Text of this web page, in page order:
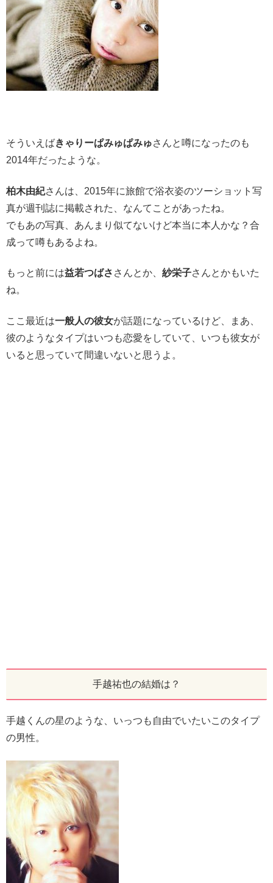
そういえばきゃりーぱみゅぱみゅさんと噂になったのも
2014年だったような。
柏木由紀さんは、2015年に旅館で浴衣姿のツーショット写
真が週刊誌に掲載された、なんてことがあったね。
でもあの写真、あんまり似てないけど本当に本人かな？合
成って噂もあるよね。
もっと前には益若つばさ さんとか、 紗栄子さんとかもいた
ね。
ここ最近は一般人の彼女が話題になっているけど、まあ、
彼のようなタイプはいつも恋愛をしていて、いつも彼女が
いると思っていて間違いないと思うよ。
手越祐也の結婚は？
手越くんの星のような、いっつも自由でいたいこのタイプ
の男性。